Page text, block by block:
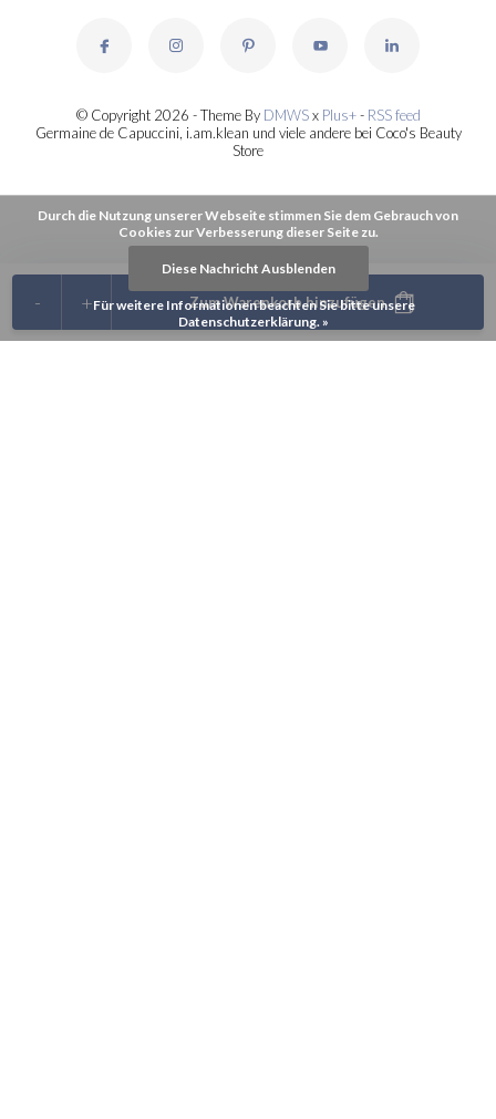
+
- Zum Warenkorb hinzufügen
© Copyright 2026 - Theme By DMWSx Plus+- RSS feed
Germaine de Capuccini, i.am.klean und viele andere bei Coco's Beauty
Store
Durch die Nutzung unserer Webseite stimmen Sie dem Gebrauch von
Cookies zur Verbesserung dieser Seite zu.
Diese Nachricht Ausblenden
Für weitere Informationen beachten Sie bitte unsere
Datenschutzerklärung. »